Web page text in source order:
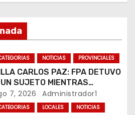
NOTICIAS PROVINCIALES
CARLOS PAZ: FPA DETUVO
SUJETO MIENTRAS
COCAÍNA Y
EN UNA PLAZA
7, 2026 Administrador1
LOCALES NOTICIAS